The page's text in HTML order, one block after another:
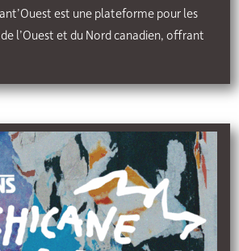
est une plateforme pour les
l’Ouest et du Nord canadien, offrant